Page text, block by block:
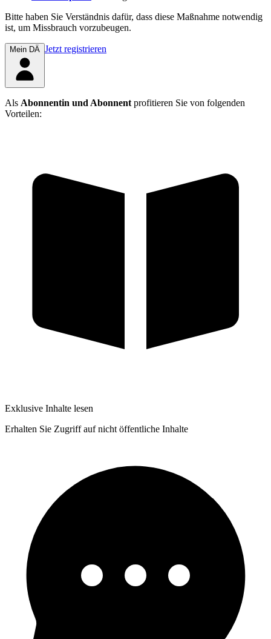
Bitte haben Sie Verständnis dafür, dass diese Maßnahme notwendig
ist, um Missbrauch vorzubeugen.
Mein DÄ Jetzt registrieren
Als Abonnentin und Abonnentprofitieren Sie von folgenden
Vorteilen:
Exklusive Inhalte lesen
Erhalten Sie Zugriff auf nicht öffentliche Inhalte